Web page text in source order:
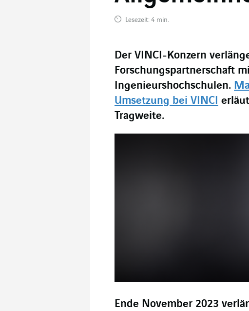
Lesezeit: 4 min.
Der VINCI-Konzern
Forschungspartnerschaft
Ingenieurshochschulen.
Umsetzung bei VINCI
Tragweite.
Ende November 2023